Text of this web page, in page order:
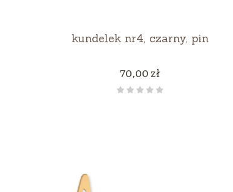
kundelek nr4, czarny, pin
Cena
70,00 zł